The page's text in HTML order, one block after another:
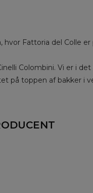
Fattoria del Colle
Colombini. Vi er i
på toppen af bakker i